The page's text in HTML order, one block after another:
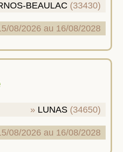
BEAULAC (33430)
08/2026 au 16/08/2028
LUNAS (34650)
08/2026 au 16/08/2028